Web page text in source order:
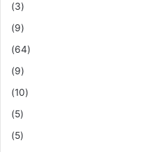
(3)
(9)
(64)
(9)
(10)
(5)
(5)